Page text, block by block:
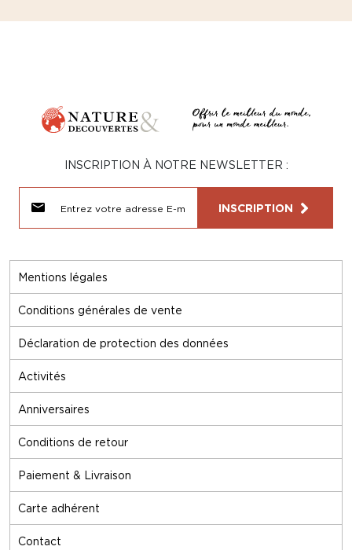
Mentions légales
Conditions générales de vente
Déclaration de protection des données
Activités
Anniversaires
Conditions de retour
Paiement & Livraison
Carte adhérent
Contact
INSCRIPTION À NOTRE NEWSLETTER :
INSCRIPTION